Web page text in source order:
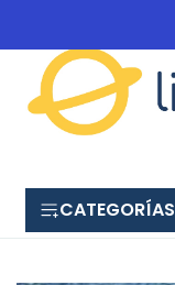
CATEGORÍAS